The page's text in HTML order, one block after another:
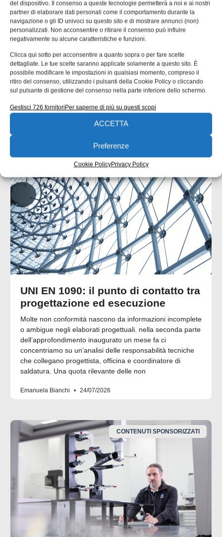
del dispositivo. Il consenso a queste tecnologie permetterà a noi e ai nostri
partner di elaborare dati personali come il comportamento durante la
navigazione o gli ID univoci su questo sito e di mostrare annunci (non)
personalizzati. Non acconsentire o ritirare il consenso può influire
negativamente su alcune caratteristiche e funzioni.
Clicca qui sotto per acconsentire a quanto sopra o per fare scelte
dettagliate. Le tue scelte saranno applicate solamente a questo sito. È
possibile modificare le impostazioni in qualsiasi momento, compreso il
ritiro del consenso, utilizzando i pulsanti della Cookie Policy o cliccando
sul pulsante di gestione del consenso nella parte inferiore dello schermo.
Gestisci 726 fornitoriPer saperne di più su questi scopi
ACCETTA
Preferenze
Cookie PolicyPrivacy Policy
ISCRIVITI ALLA NEWSLETTER
ARTICOLI CORRELATI
QUADERNI DI PROGETTAZIONE
UNI EN 1090: il punto di contatto tra
progettazione ed esecuzione
Molte non conformità nascono da informazioni incomplete
o ambigue negli elaborati progettuali. nella seconda parte
dell’approfondimento inaugurato un mese fa ci
concentriamo su un’analisi delle responsabilità tecniche
che collegano progettista, officina e coordinatore di
saldatura. Una quota rilevante delle non
Emanuela Bianchi 24/07/2026
CONTENUTI SPONSORIZZATI